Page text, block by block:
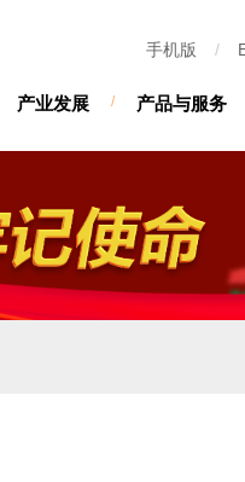
手机版 /
产业发展 / 产品与服务